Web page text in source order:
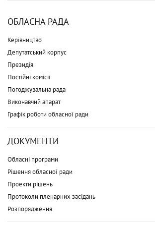
ОБЛАСНА РАДА
Керівництво
Депутатський корпус
Президія
Постійні комісії
Погоджувальна рада
Виконавчий апарат
Графік роботи обласної ради
ДОКУМЕНТИ
Обласні програми
Рішення обласної ради
Проекти рішень
Протоколи пленарних засідань
Розпорядження